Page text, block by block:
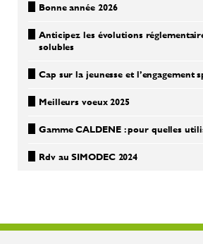
Bonne année 2026
Anticipez les évolutions
solubles
Cap sur la jeunesse et l’engagement
Meilleurs voeux 2025
Gamme CALDENE : pour quelles
Rdv au SIMODEC 2024